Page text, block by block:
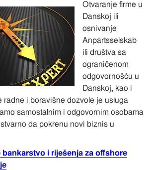
Otvaranje firme u
Danskoj ili
osnivanje
Anpartsselskab
ili društva sa
ograničenom
odgovornošću u
Danskoj, kao i
radne i boravišne dozvole je usluga
samostalnim i odgovornim osobama
da pokrenu novi biznis u
bankarstvo i riješenja za offshore